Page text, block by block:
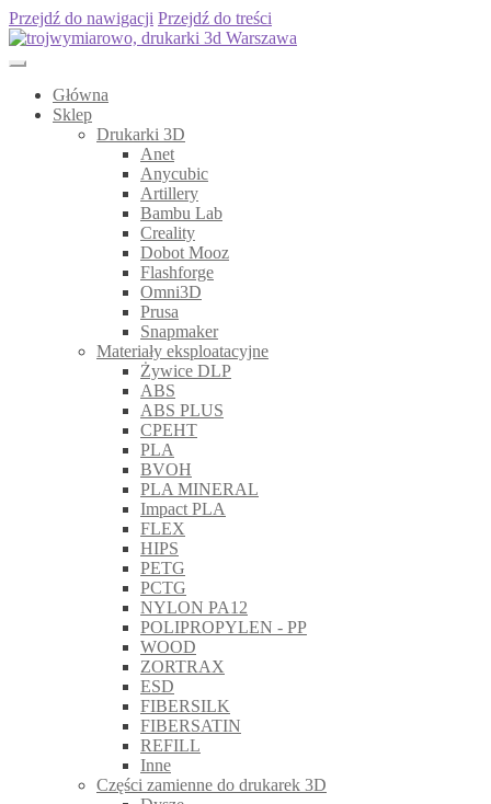
Przejdź do nawigacji Przejdź do treści
Główna
Sklep
Drukarki 3D
Anet
Anycubic
Artillery
Bambu Lab
Creality
Dobot Mooz
Flashforge
Omni3D
Prusa
Snapmaker
Materiały eksploatacyjne
Żywice DLP
ABS
ABS PLUS
CPEHT
PLA
BVOH
PLA MINERAL
Impact PLA
FLEX
HIPS
PETG
PCTG
NYLON PA12
POLIPROPYLEN - PP
WOOD
ZORTRAX
ESD
FIBERSILK
FIBERSATIN
REFILL
Inne
Części zamienne do drukarek 3D